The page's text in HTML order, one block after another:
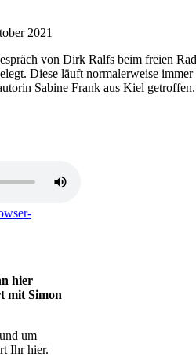
2021
von Dirk Ralfs beim freien
Diese läuft normalerweise
Sabine Frank aus Kiel getroffen.
hier
mit Simon
um
Ihr hier.